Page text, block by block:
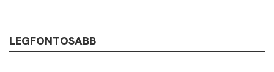
LEGFONTOSABB